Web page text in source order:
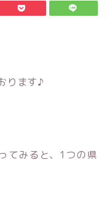
ります♪
てみると、1つの県